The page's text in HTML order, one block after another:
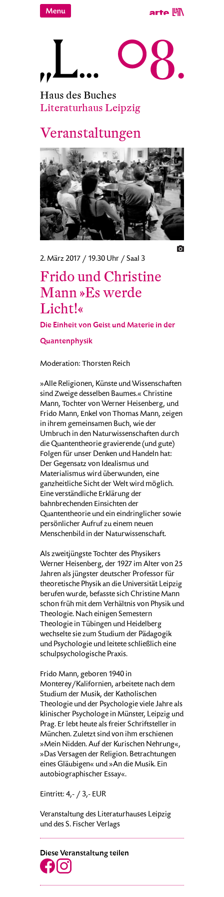
Haus des Buches
Literaturhaus Leipzig
Veranstaltungen
2. März 2017 / 19.30 Uhr / Saal 3
Frido und Christine
Mann »Es werde
Licht!«
Die Einheit von Geist und Materie in der
Quantenphysik
Moderation: Thorsten Reich
»Alle Religionen, Künste und Wissenschaften
sind Zweige desselben Baumes.« Christine
Mann, Tochter von Werner Heisenberg, und
Frido Mann, Enkel von Thomas Mann, zeigen
in ihrem gemeinsamen Buch, wie der
Umbruch in den Naturwissenschaften durch
die Quantentheorie gravierende (und gute)
Folgen für unser Denken und Handeln hat:
Der Gegensatz von Idealismus und
Materialismus wird überwunden, eine
ganzheitliche Sicht der Welt wird möglich.
Eine verständliche Erklärung der
bahnbrechenden Einsichten der
Quantentheorie und ein eindringlicher sowie
persönlicher Aufruf zu einem neuen
Menschenbild in der Naturwissenschaft.
Als zweitjüngste Tochter des Physikers
Werner Heisenberg, der 1927 im Alter von 25
Jahren als jüngster deutscher Professor für
theoretische Physik an die Universität Leipzig
berufen wurde, befasste sich Christine Mann
schon früh mit dem Verhältnis von Physik und
Theologie. Nach einigen Semestern
Theologie in Tübingen und Heidelberg
wechselte sie zum Studium der Pädagogik
und Psychologie und leitete schließlich eine
schulpsychologische Praxis.
Frido Mann, geboren 1940 in
Monterey/Kalifornien, arbeitete nach dem
Studium der Musik, der Katholischen
Theologie und der Psychologie viele Jahre als
klinischer Psychologe in Münster, Leipzig und
Prag. Er lebt heute als freier Schriftsteller in
München. Zuletzt sind von ihm erschienen
»Mein Nidden. Auf der Kurischen Nehrung«,
»Das Versagen der Religion. Betrachtungen
eines Gläubigen« und »An die Musik. Ein
autobiographischer Essay«.
Eintritt: 4,- / 3,- EUR
Veranstaltung des Literaturhauses Leipzig
und des S. Fischer Verlags
Diese Veranstaltung teilen